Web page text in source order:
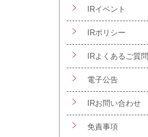
IRイベント
IRポリシー
IRよくあるご質問
電子公告
IRお問い合わせ
免責事項